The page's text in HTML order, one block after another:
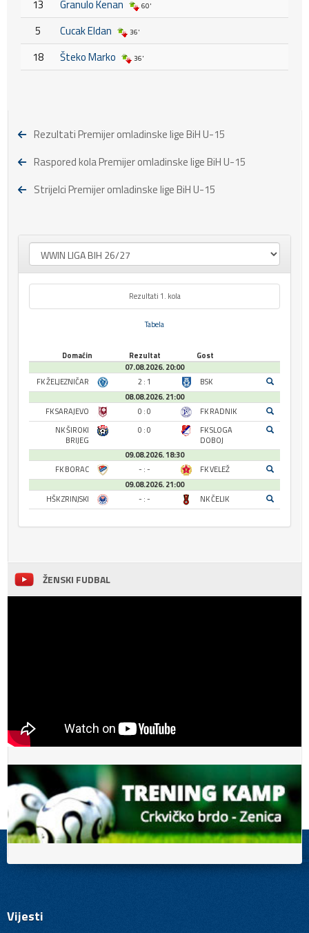
13 Granulo Kenan 60'
5 Cucak Eldan 36'
18 Šteko Marko 36'
Rezultati Premijer omladinske lige BiH U-15
Raspored kola Premijer omladinske lige BiH U-15
Strijelci Premijer omladinske lige BiH U-15
Rezultati 1. kola
Tabela
Domaćin Rezultat
Gost
07.08.2026. 20:00
FK ŽELJEZNIČAR
2 : 1
BSK
08.08.2026. 21:00
FK SARAJEVO
0 : 0
FK RADNIK
NK ŠIROKI
BRIJEG
0 : 0
FK SLOGA
DOBOJ
09.08.2026. 18:30
FK BORAC
- : -
FK VELEŽ
09.08.2026. 21:00
HŠK ZRINJSKI
- : - NK ČELIK
ŽENSKI FUDBAL
Vijesti